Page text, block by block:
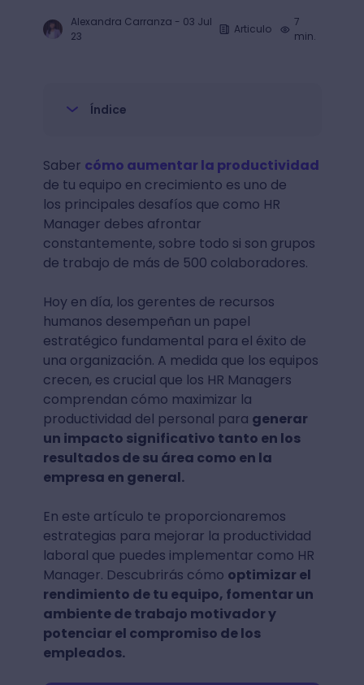
Alexandra Carranza - 03 Jul
23
Articulo
7
min.
Índice
Saber cómo aumentar la productividad
de tu equipo en crecimiento es uno de
los principales desafíos que como HR
Manager debes afrontar
constantemente, sobre todo si son grupos
de trabajo de más de 500 colaboradores.
Hoy en día, los gerentes de recursos
humanos desempeñan un papel
estratégico fundamental para el éxito de
una organización. A medida que los equipos
crecen, es crucial que los HR Managers
comprendan cómo maximizar la
productividad del personal para generar
un impacto significativo tanto en los
resultados de su área como en la
empresa en general.
En este artículo te proporcionaremos
estrategias para mejorar la productividad
laboral que puedes implementar como HR
Manager. Descubrirás cómo optimizar el
rendimiento de tu equipo, fomentar un
ambiente de trabajo motivador y
potenciar el compromiso de los
empleados.